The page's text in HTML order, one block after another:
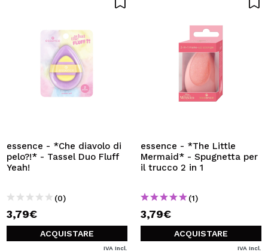
Non ho un account qui
VOGLIO REGISTRARMI
acquisti velocemente, controllare lo stato dei tuoi ordini e
consultare le tue operazioni precedenti.
CREARE UN ACCOUNT
essence - *Che diavolo di
pelo?!* - Tassel Duo Fluff
Yeah!
(0)
3,79€
ACQUISTARE
IVA Incl.
essence - *The Little
Mermaid* - Spugnetta per
il trucco 2 in 1
(1)
3,79€
ACQUISTARE
IVA Incl.